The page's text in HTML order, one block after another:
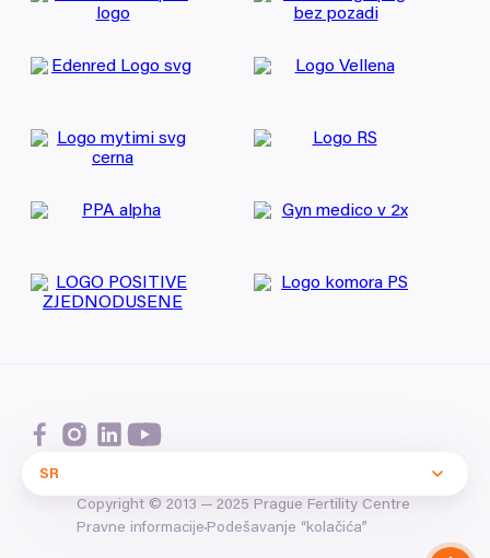
Copyright © 2013 — 2025 Prague Fertility Centre
Pravne informacijePodešavanje “kolačića”
SR